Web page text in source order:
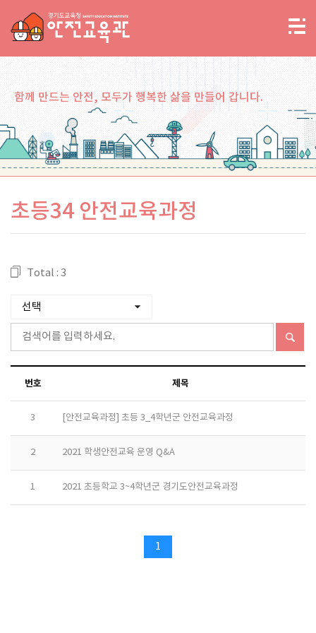
함께 만드는 안전, 모두가 행복한 삶을 만들어 갑니다.
초등34 안전교육과정
Total : 3
번호 제목
3 [안전교육과정] 초등 3_4학년군 안전교육과정
2 2021 학생안전교육 운영 Q&A
1 2021 초등학교 3~4학년군 경기도안전교육과정
1